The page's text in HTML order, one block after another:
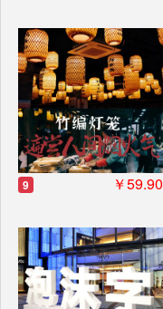
9 ￥59.90